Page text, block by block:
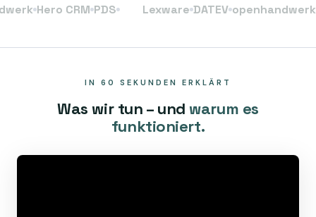
Hero CRM PDS Lexware DATEV openhandwerk
IN 60 SEKUNDEN ERKLÄRT
Was wir tun – und warum es
funktioniert.